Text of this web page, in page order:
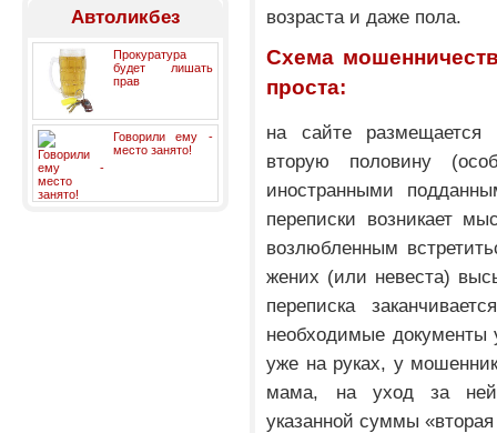
Автоликбез
Прокуратура
будет лишать
прав
Говорили ему -
место занято!
возраста и даже пола.
Схема
проста:
на сайте
вторую половину
иностранными
переписки возникает
возлюбленным
жених (или невеста)
переписка
необходимые документы
уже на руках, у
мама, на уход за ней
указанной суммы